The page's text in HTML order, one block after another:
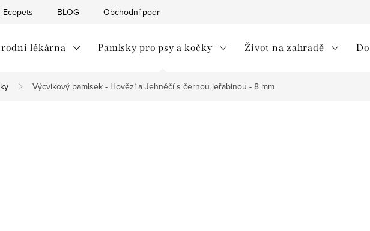
Ecopets BLOG Obchodní podmínky
lékárna Pamlsky pro psy a kočky Život na zahradě
Výcvikový pamlsek - Hovězí a Jehněčí s černou jeřabinou - 8 mm